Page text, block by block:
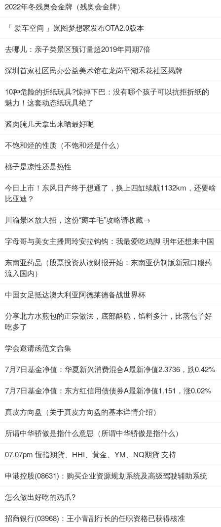
2022年冬残奥会金牌（残奥会金牌）
「 爱车空间 」岚图梦想家发布OTA2.0版本
去哪儿：亲子类景区预订量超2019年同期7倍
深圳首家社区民办公益美术馆在龙岗平湖禾花社区揭牌
10种危险的折纸玩具?惊掉下巴：没有哪个孩子可以抗拒折纸的
魅力！这套动态纸玩具绝了
酱肉腌几天拿出来晒最好呢
不饱和烃的性质（不饱和烃是什么）
桃子是凉性还是热性
今日上市！东风日产终于想通了，换上四缸续航1132km，还要啥
比亚迪？
川渝景区放大招，这份“薅羊毛”攻略请收藏→
字母哥与美女主播周玲安拉钩钩：我最爱吃鸡脚 明年还想来中国
东南亚药品（股票投资从读财报开始：东南亚仿制版新冠口服药
流入国内）
中国女足抵达澳大利亚阿德莱德备战世界杯
分享北方水煎包的正宗做法，底部酥脆，馅料多汁，比蒸包子好
吃多了
学会邀请函范文合集
7月7日基金净值：华夏新兴消费混合A最新净值2.3736，跌0.42%
7月7日基金净值：东方红信用债债券A最新净值1.151，涨0.02%
真皮方向盘（关于真皮方向盘的基本详情介绍）
所谓中华骄傲是指什么意思（所谓中华骄傲是指什么）
07.07pm 恆指期貨、HHI、黃金、YM、NQ期貨 支持
申港控股(08631)：购买企业资源规划系统及高级驾驶辅助系统
怎么做出好吃的鸡爪?
招商银行(03968)：王小青副行长的任职资格已获得核准